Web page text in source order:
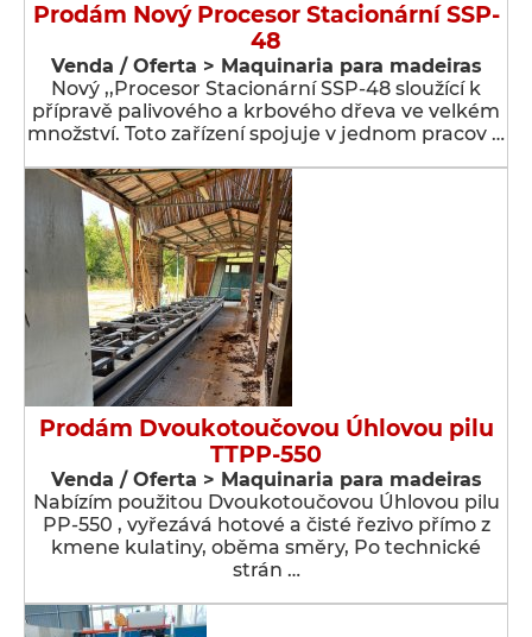
Prodám Nový Procesor Stacionární SSP-
48
Venda / Oferta > Maquinaria para madeiras
Nový ,,Procesor Stacionární SSP-48 sloužící k
přípravě palivového a krbového dřeva ve velkém
množství. Toto zařízení spojuje v jednom pracov …
Prodám Dvoukotoučovou Úhlovou pilu
TTPP-550
Venda / Oferta > Maquinaria para madeiras
Nabízím použitou Dvoukotoučovou Úhlovou pilu
PP-550 , vyřezává hotové a čisté řezivo přímo z
kmene kulatiny, oběma směry, Po technické
strán …